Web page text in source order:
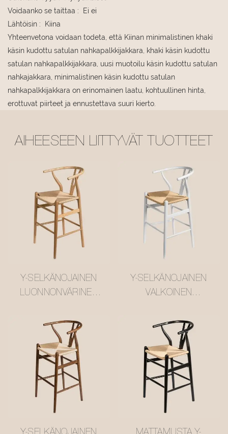
Voidaanko se taittaa :
Ei ei
Lähtöisin :
Kiina
Yhteenvetona voidaan todeta, että Kiinan minimalistinen khaki
käsin kudottu satulan nahkapalkkijakkara, khaki käsin kudottu
satulan nahkapalkkijakkara, uusi muotoilu käsin kudottu satulan
nahkajakkara, minimalistinen käsin kudottu satulan
nahkapalkkijakkara on erinomainen laatu, kohtuullinen hinta,
erottuvat piirteet ja ennustettava suuri kierto.
AIHEESEEN LIITTYVÄT TUOTTEET
Y-SELKÄNOJAINEN
LUONNONVÄRINEN
EN BAARIJAKKARA
PUNOTULLA
ROTTINKI-
ISTUIMELLA
#M1089-4
Y-SELKÄNOJAINEN
VALKOINEN
EN BAARITUOLI
PUNOTULLA
ROTTINKI-
ISTUIMELLA
#M1089-2